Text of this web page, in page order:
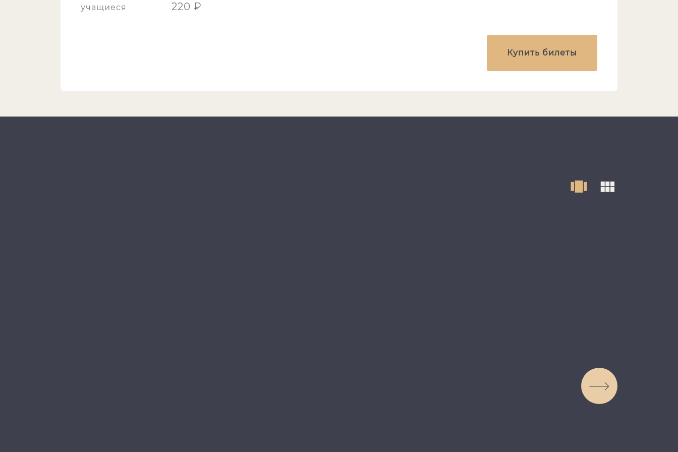
учащиеся 220 ₽
Купить билеты